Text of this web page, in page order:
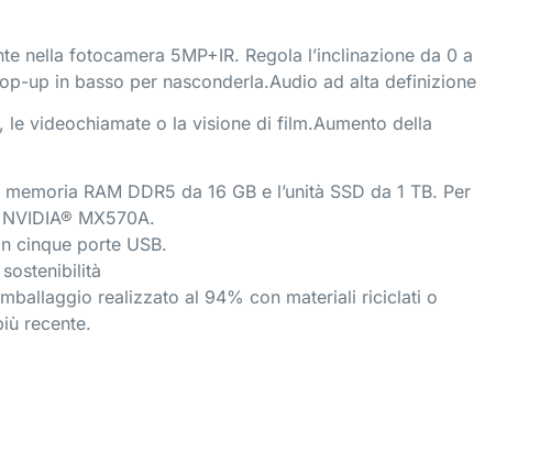
nella fotocamera 5MP+IR. Regola l’inclinazione da 0 a
up in basso per nasconderla.Audio ad alta definizione
videochiamate o la visione di film.Aumento della
RAM DDR5 da 16 GB e l’unità SSD da 1 TB. Per
MX570A.
cinque porte USB.
realizzato al 94% con materiali riciclati o
recente.